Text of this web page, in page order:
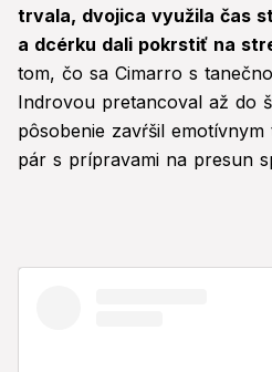
trvala, dvojica využila čas
a dcérku dali pokrstiť na
tom, čo sa Cimarro s
Indrovou pretancoval až do
pôsobenie zavŕšil
pár s prípravami na presun